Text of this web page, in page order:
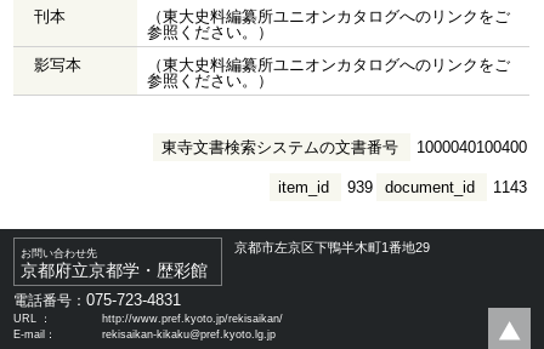
刊本
（東大史料編纂所ユニオンカタログへのリンクをご
参照ください。）
影写本
（東大史料編纂所ユニオンカタログへのリンクをご
参照ください。）
東寺文書検索システムの文書番号 1000040100400
document_id 1143
item_id 939
お問い合わせ先
京都府立京都学・歴彩館
京都市左京区下鴨半木町1番地29
電話番号：075-723-4831
URL ：
http://www.pref.kyoto.jp/rekisaikan/
E-mail：
rekisaikan-kikaku@pref.kyoto.lg.jp